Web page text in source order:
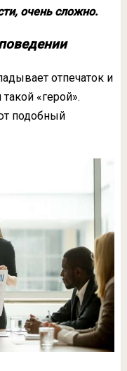
очень сложно.
отпечаток и
«герой».
подобный